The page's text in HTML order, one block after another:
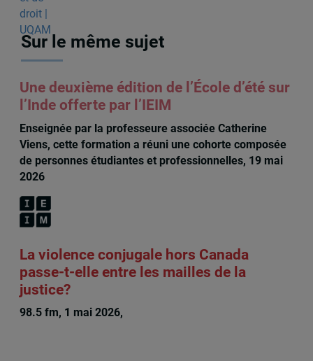
Sur le même sujet
Une deuxième édition de l’École d’été sur
l’Inde offerte par l’IEIM
Enseignée par la professeure associée Catherine
Viens, cette formation a réuni une cohorte composée
de personnes étudiantes et professionnelles, 19 mai
2026
La violence conjugale hors Canada
passe-t-elle entre les mailles de la
justice?
98.5 fm, 1 mai 2026,